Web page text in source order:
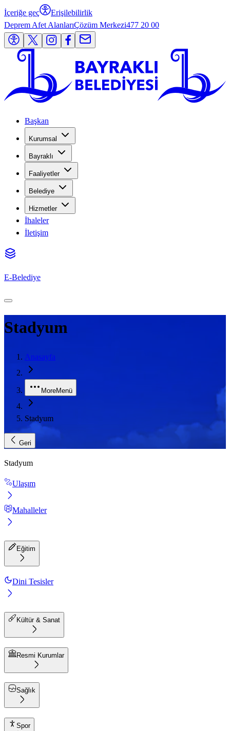
İçeriğe geç
Erişilebilirlik
Deprem Afet AlanlarıÇözüm Merkezi477 20 00
Başkan
Kurumsal
Bayraklı
Faaliyetler
Belediye
Hizmetler
İhaleler
İletişim
E-Belediye
Stadyum
Anasayfa
MoreMenü
Stadyum
Geri
Stadyum
Ulaşım
Mahalleler
Eğitim
Dini Tesisler
Kültür & Sanat
Resmi Kurumlar
Sağlık
Spor